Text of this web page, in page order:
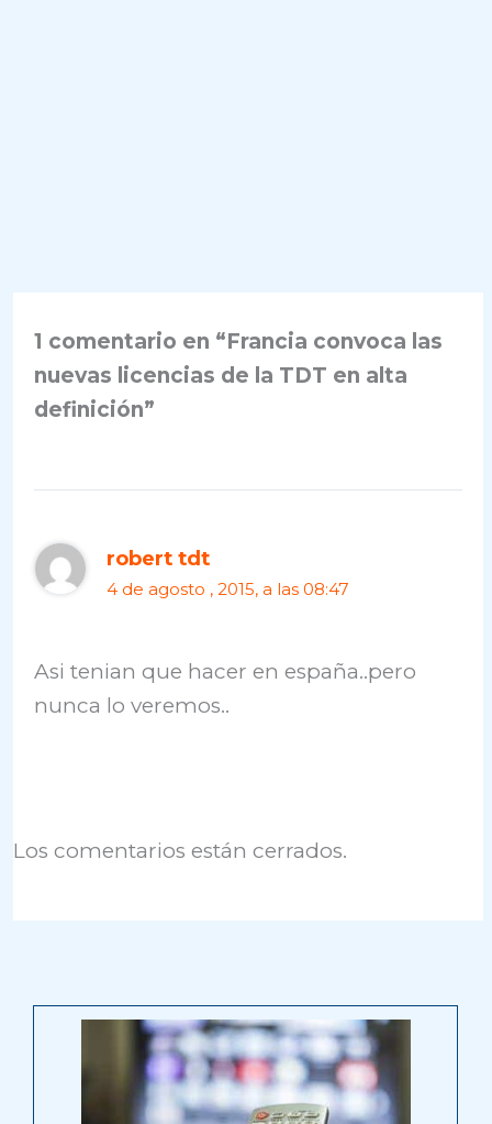
1 comentario en “Francia convoca las
nuevas licencias de la TDT en alta
definición”
robert tdt
4 de agosto , 2015, a las 08:47
Asi tenian que hacer en españa..pero
nunca lo veremos..
Los comentarios están cerrados.